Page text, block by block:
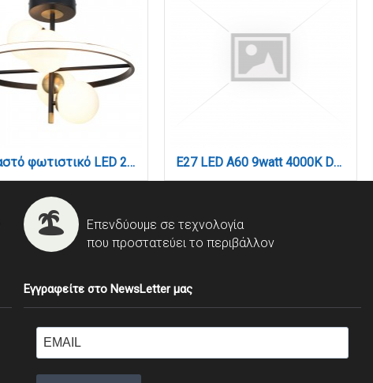
Κρεμαστό φωτιστικό LED 20W 3000K και 4XG9 σε μαύρο και χρυσαφί χρώμα D:50cm (6063) E27 LED A60 9watt 4000Κ Day Night Sensor Φυσικό Λευκό (7.27.09.43.2)
Επενδύουμε σε τεχνολογία
που προστατεύει το περιβάλλον
Εγγραφείτε στο NewsLetter μας